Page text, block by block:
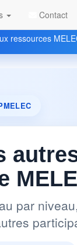
Contact
ressources
par